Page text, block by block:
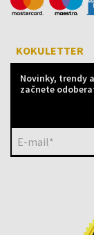
KOKULETTER
Novinky, trendy
začnete
E-mail*